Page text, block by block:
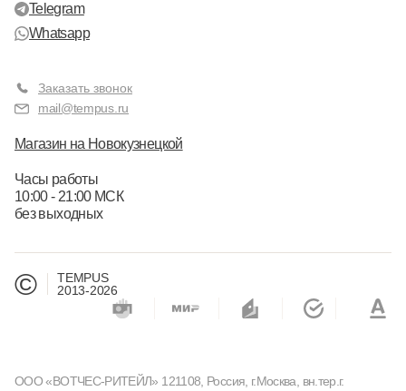
Telegram
Whatsapp
Заказать звонок
mail@tempus.ru
Магазин на Новокузнецкой
Часы работы
10:00 - 21:00 МСК
без выходных
©
TEMPUS
2013-2026
ООО «ВОТЧЕС-РИТЕЙЛ» 121108, Россия, г.Москва, вн.тер.г.